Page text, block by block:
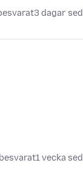
3 dagar
besvarat1 vecka